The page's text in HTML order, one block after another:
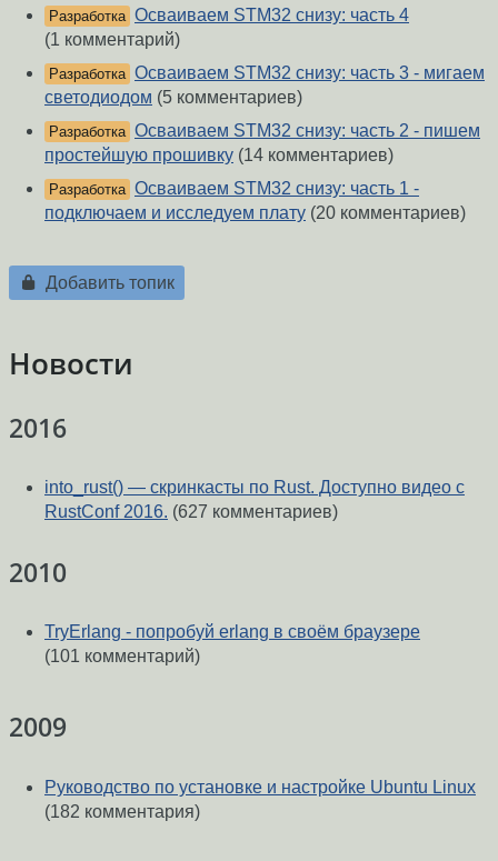
Разработка Осваиваем STM32 снизу: часть 4
(1 комментарий)
Разработка Осваиваем STM32 снизу: часть 3 - мигаем
светодиодом (5 комментариев)
Разработка Осваиваем STM32 снизу: часть 2 - пишем
простейшую прошивку (14 комментариев)
Разработка Осваиваем STM32 снизу: часть 1 -
подключаем и исследуем плату (20 комментариев)
Добавить топик
Новости
2016
into_rust() — скринкасты по Rust. Доступно видео с
RustConf 2016. (627 комментариев)
2010
TryErlang - попробуй erlang в своём браузере
(101 комментарий)
2009
Руководство по установке и настройке Ubuntu Linux
(182 комментария)